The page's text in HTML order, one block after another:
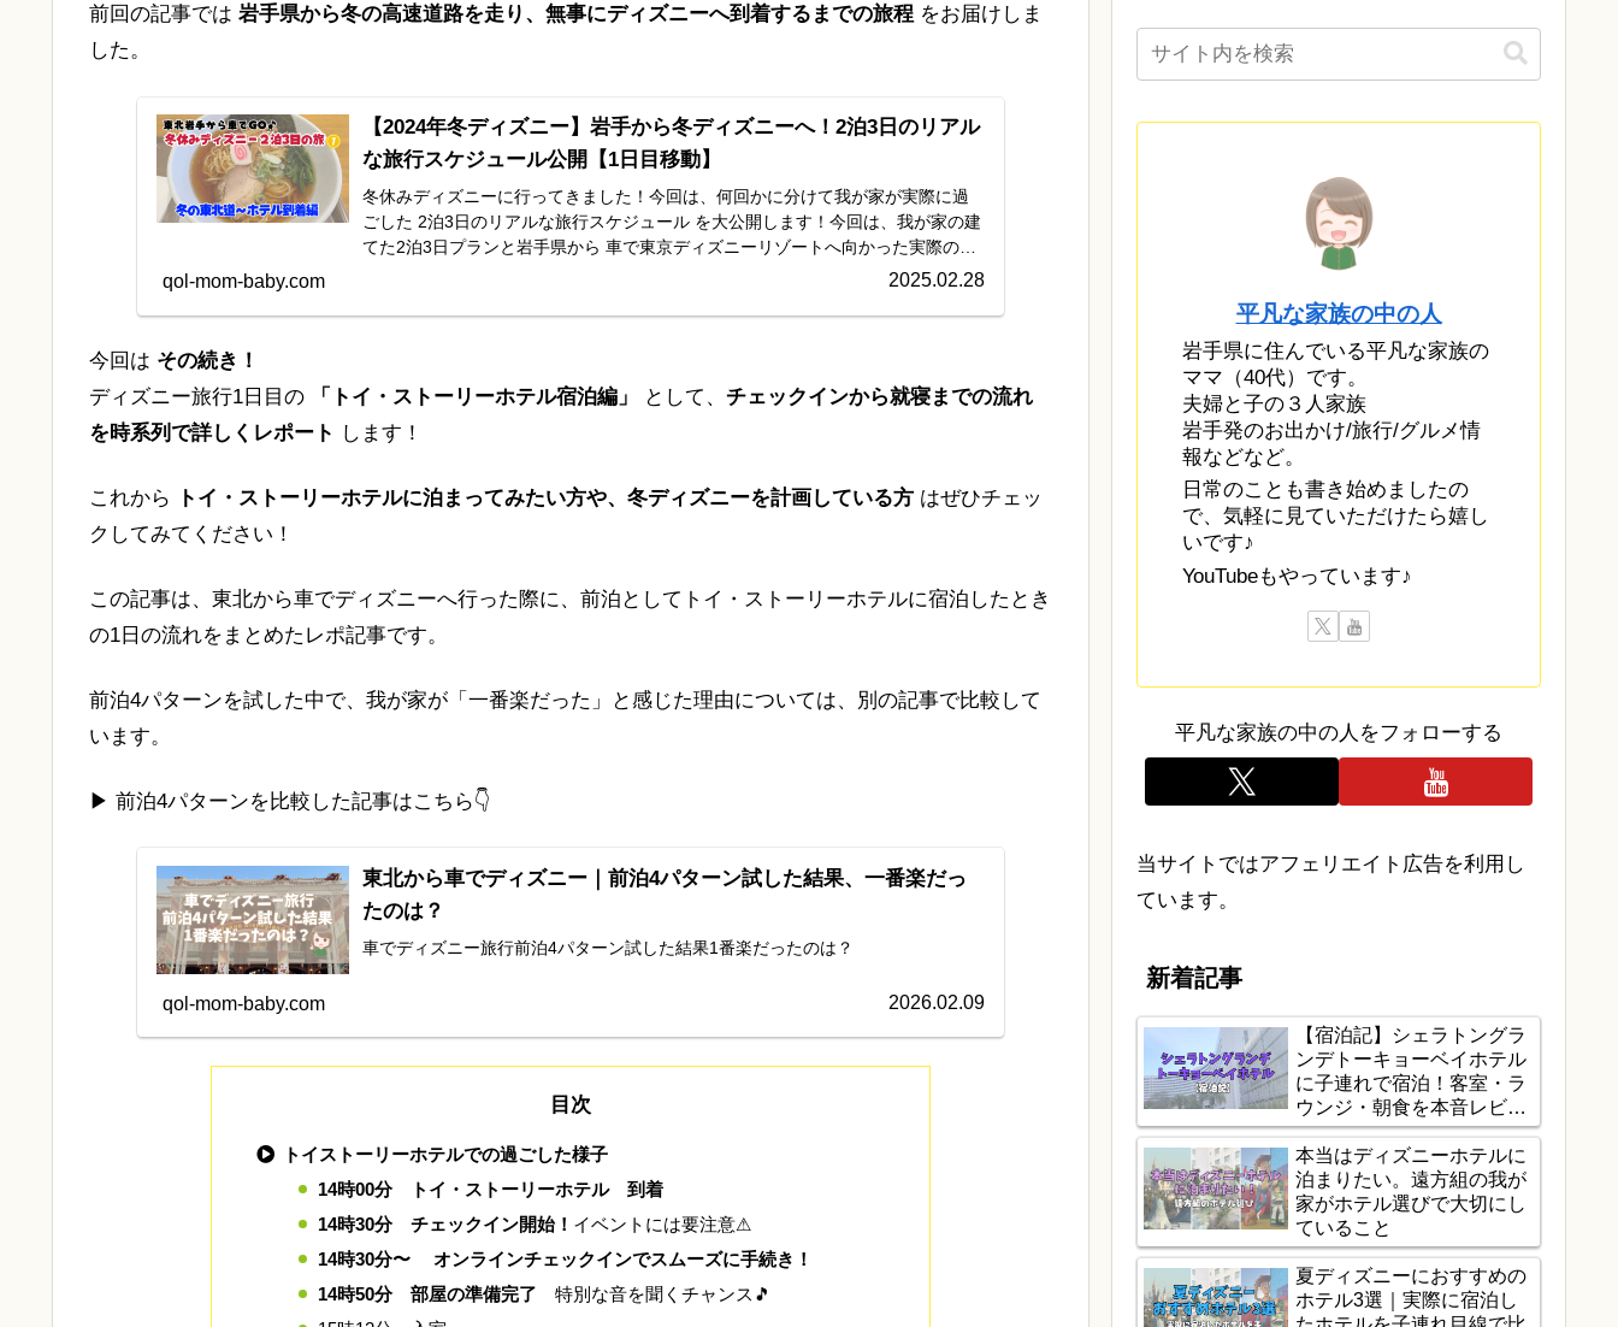
前回の記事では 岩手県から冬の高速道路を走り、無事にディズニーへ到着するまでの旅程 をお届けしま
した。
【2024年冬ディズニー】岩手から冬ディズニーへ！2泊3日のリアル
な旅行スケジュール公開【1日目移動】
冬休みディズニーに行ってきました！今回は、何回かに分けて我が家が実際に過
ごした 2泊3日のリアルな旅行スケジュール を大公開します！今回は、我が家の建
てた2泊3日プランと岩手県から 車で東京ディズニーリゾートへ向かった実際の旅
qol-mom-baby.com 2025.02.28
今回は その続き！
ディズニー旅行1日目の
「トイ・ストーリーホテル宿泊編」 として、 チェックインから就寝までの流れ
を時系列で詳しくレポート します！
これから トイ・ストーリーホテルに泊まってみたい方や、冬ディズニーを計画している方 はぜひチェッ
クしてみてください！
この記事は、東北から車でディズニーへ行った際に、前泊としてトイ・ストーリーホテルに宿泊したとき
の1日の流れをまとめたレポ記事です。
前泊4パターンを試した中で、我が家が「一番楽だった」と感じた理由については、別の記事で比較して
います。
▶ 前泊4パターンを比較した記事はこちら👇
東北から車でディズニー｜前泊4パターン試した結果、一番楽だっ
たのは？
車でディズニー旅行前泊4パターン試した結果1番楽だったのは？
qol-mom-baby.com 2026.02.09
目次
トイストーリーホテルでの過ごした様子
14時00分 トイ・ストーリーホテル 到着
14時30分 チェックイン開始！ イベントには要注意⚠
14時30分〜
オンラインチェックインでスムーズに手続き！
14時50分 部屋の準備完了 特別な音を聞くチャンス🎵
平凡な家族の中の人
岩手県に住んでいる平凡な家族の
ママ（40代）です。
夫婦と子の３人家族
岩手発のお出かけ/旅行/グルメ情
報などなど。
日常のことも書き始めましたの
で、気軽に見ていただけたら嬉し
いです♪
YouTubeもやっています♪
平凡な家族の中の人をフォローする
当サイトではアフェリエイト広告を利用し
ています。
新着記事
【宿泊記】シェラトングラ
ンデトーキョーベイホテル
に子連れで宿泊！客室・ラ
ウンジ・朝食を本音レビュ
ー
本当はディズニーホテルに
泊まりたい。遠方組の我が
家がホテル選びで大切にし
ていること
夏ディズニーにおすすめの
ホテル3選｜実際に宿泊し